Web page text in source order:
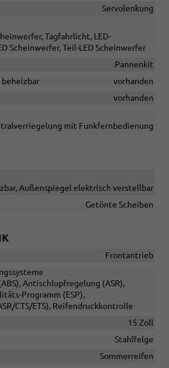
Servolenkung
Tagfahrlicht, LED-
Scheinwerfer, Teil-LED Scheinwerfer
Pannenkit
beheizbar
vorhanden
vorhanden
mit Funkfernbedienung
Außenspiegel elektrisch verstellbar
Getönte Scheiben
Frontantrieb
Antischlupfregelung (ASR),
Programm (ESP),
CTS/ETS), Reifendruckkontrolle
15 Zoll
Stahlfelge
Sommerreifen